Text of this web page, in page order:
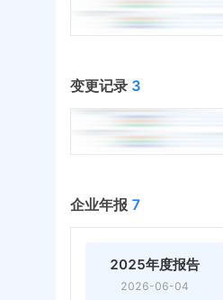
变更记录 3
企业年报 7
2025年度报告
2026-06-04